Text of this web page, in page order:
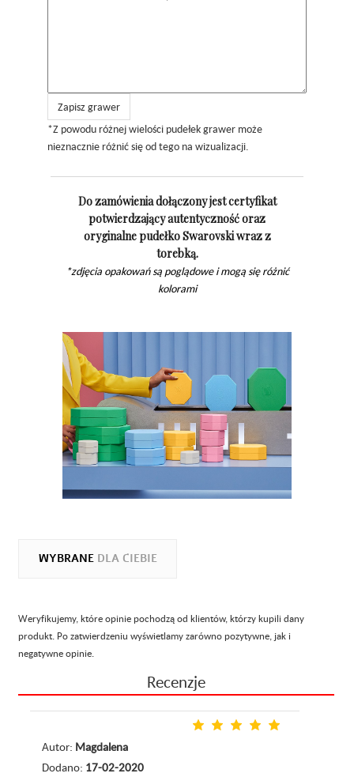
Zapisz grawer
*Z powodu różnej wielości pudełek grawer może
nieznacznie różnić się od tego na wizualizacji.
Do zamówienia dołączony jest certyfikat
potwierdzający autentyczność oraz
oryginalne pudełko Swarovski wraz z
torebką.
*zdjęcia opakowań są poglądowe i mogą się różnić
kolorami
WYBRANEDLA CIEBIE
Weryfikujemy, które opinie pochodzą od klientów, którzy kupili dany
produkt. Po zatwierdzeniu wyświetlamy zarówno pozytywne, jak i
negatywne opinie.
Recenzje
Autor: Magdalena
Dodano: 17-02-2020